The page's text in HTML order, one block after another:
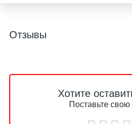
Отзывы
Хотите
Поставьте свою